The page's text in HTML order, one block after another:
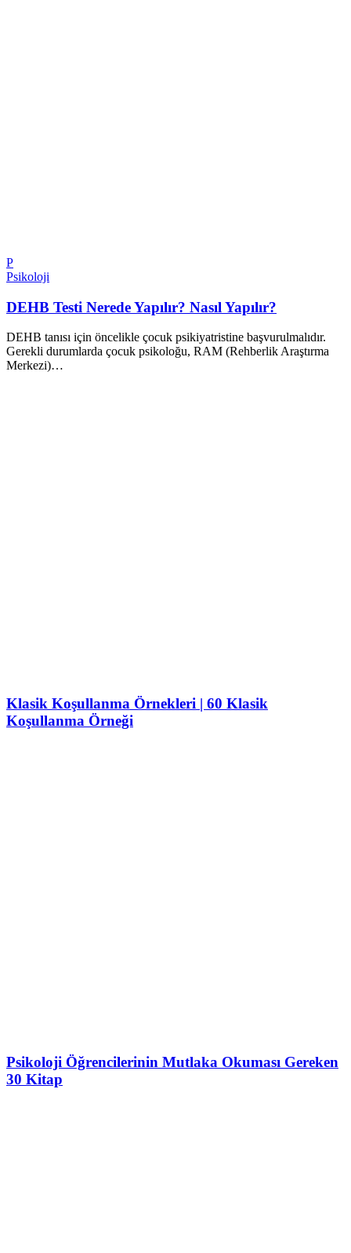
P
Psikoloji
DEHB Testi Nerede Yapılır? Nasıl Yapılır?
DEHB tanısı için öncelikle çocuk psikiyatristine başvurulmalıdır.
Gerekli durumlarda çocuk psikoloğu, RAM (Rehberlik Araştırma
Merkezi)…
Klasik Koşullanma Örnekleri | 60 Klasik
Koşullanma Örneği
Psikoloji Öğrencilerinin Mutlaka Okuması Gereken
30 Kitap